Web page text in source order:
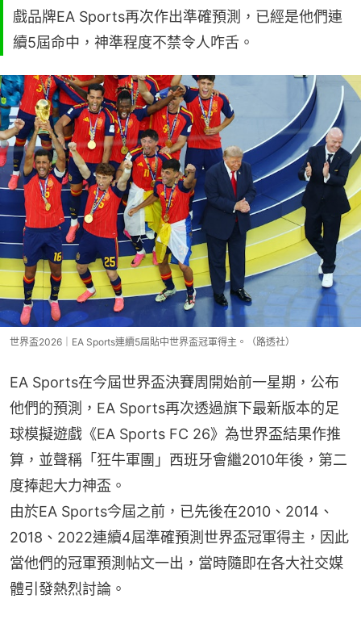
戲品牌EA Sports再次作出準確預測，已經是他們連
續5屆命中，神準程度不禁令人咋舌。
世界盃2026｜EA Sports連續5屆貼中世界盃冠軍得主。（路透社）
EA Sports在今屆世界盃決賽周開始前一星期，公布
他們的預測，EA Sports再次透過旗下最新版本的足
球模擬遊戲《EA Sports FC 26》為世界盃結果作推
算，並聲稱「狂牛軍團」西班牙會繼2010年後，第二
度捧起大力神盃。
由於EA Sports今屆之前，已先後在2010、2014、
2018、2022連續4屆準確預測世界盃冠軍得主，因此
當他們的冠軍預測帖文一出，當時隨即在各大社交媒
體引發熱烈討論。